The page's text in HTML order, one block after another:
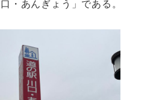
・あんぎょう」である。